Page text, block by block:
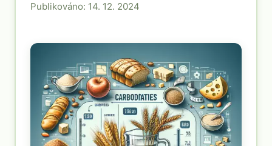
Publikováno: 14. 12. 2024